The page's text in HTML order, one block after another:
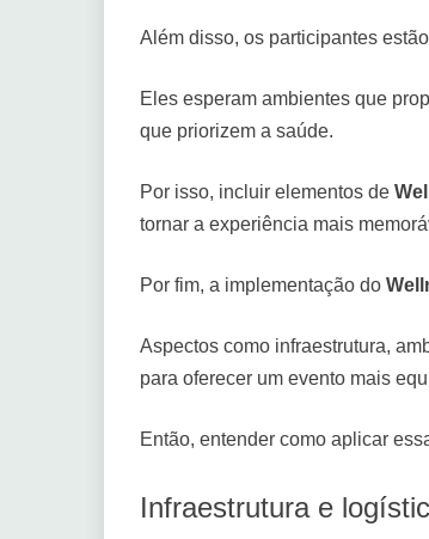
Além disso, os participantes
Eles esperam ambientes que
que priorizem a saúde.
Por isso, incluir elementos de
tornar a experiência mais
Por fim, a implementação do
Aspectos como infraestrutura,
para oferecer um evento mais
Então, entender como aplicar
Infraestrutura e